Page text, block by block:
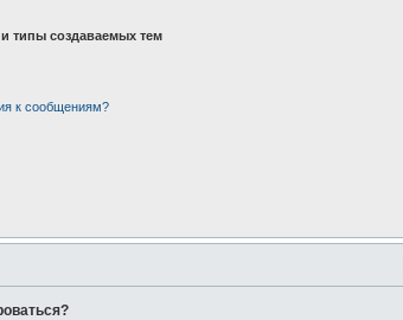
типы создаваемых тем
к сообщениям?